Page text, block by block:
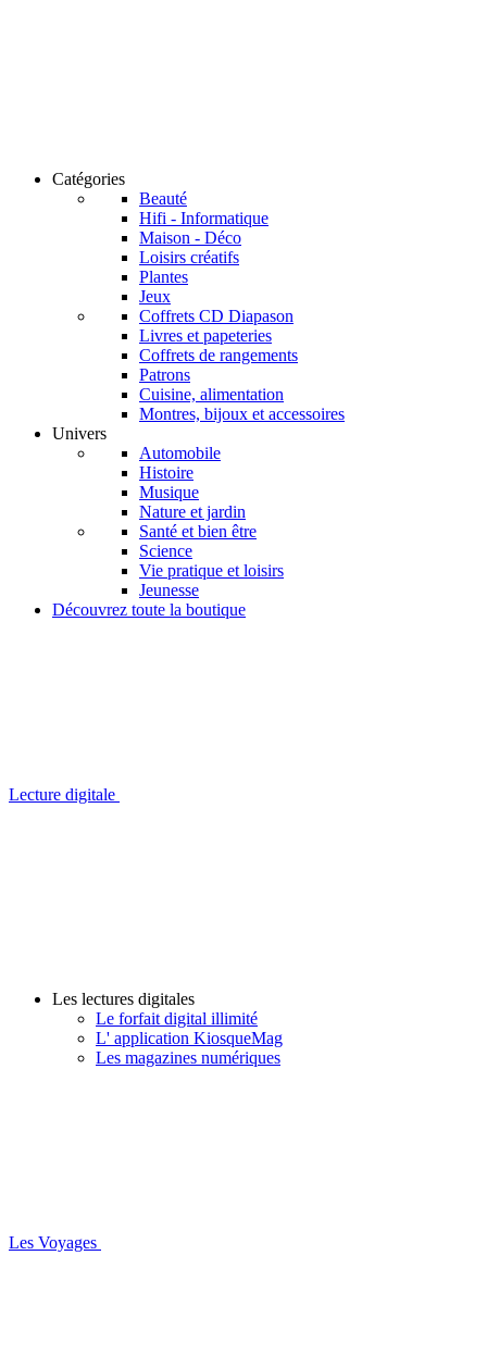
Catégories
Beauté
Hifi - Informatique
Maison - Déco
Loisirs créatifs
Plantes
Jeux
Coffrets CD Diapason
Livres et papeteries
Coffrets de rangements
Patrons
Cuisine, alimentation
Montres, bijoux et accessoires
Univers
Automobile
Histoire
Musique
Nature et jardin
Santé et bien être
Science
Vie pratique et loisirs
Jeunesse
Découvrez toute la boutique
Lecture digitale
Les lectures digitales
Le forfait digital illimité
L' application KiosqueMag
Les magazines numériques
Les Voyages